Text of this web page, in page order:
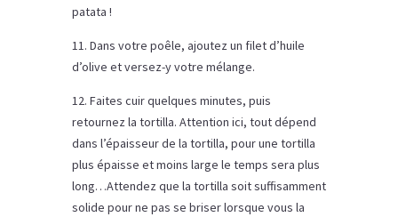
patata !
11. Dans votre poêle, ajoutez un filet d’huile
d’olive et versez-y votre mélange.
12. Faites cuir quelques minutes, puis
retournez la tortilla. Attention ici, tout dépend
dans l’épaisseur de la tortilla, pour une tortilla
plus épaisse et moins large le temps sera plus
long…Attendez que la tortilla soit suffisamment
solide pour ne pas se briser lorsque vous la